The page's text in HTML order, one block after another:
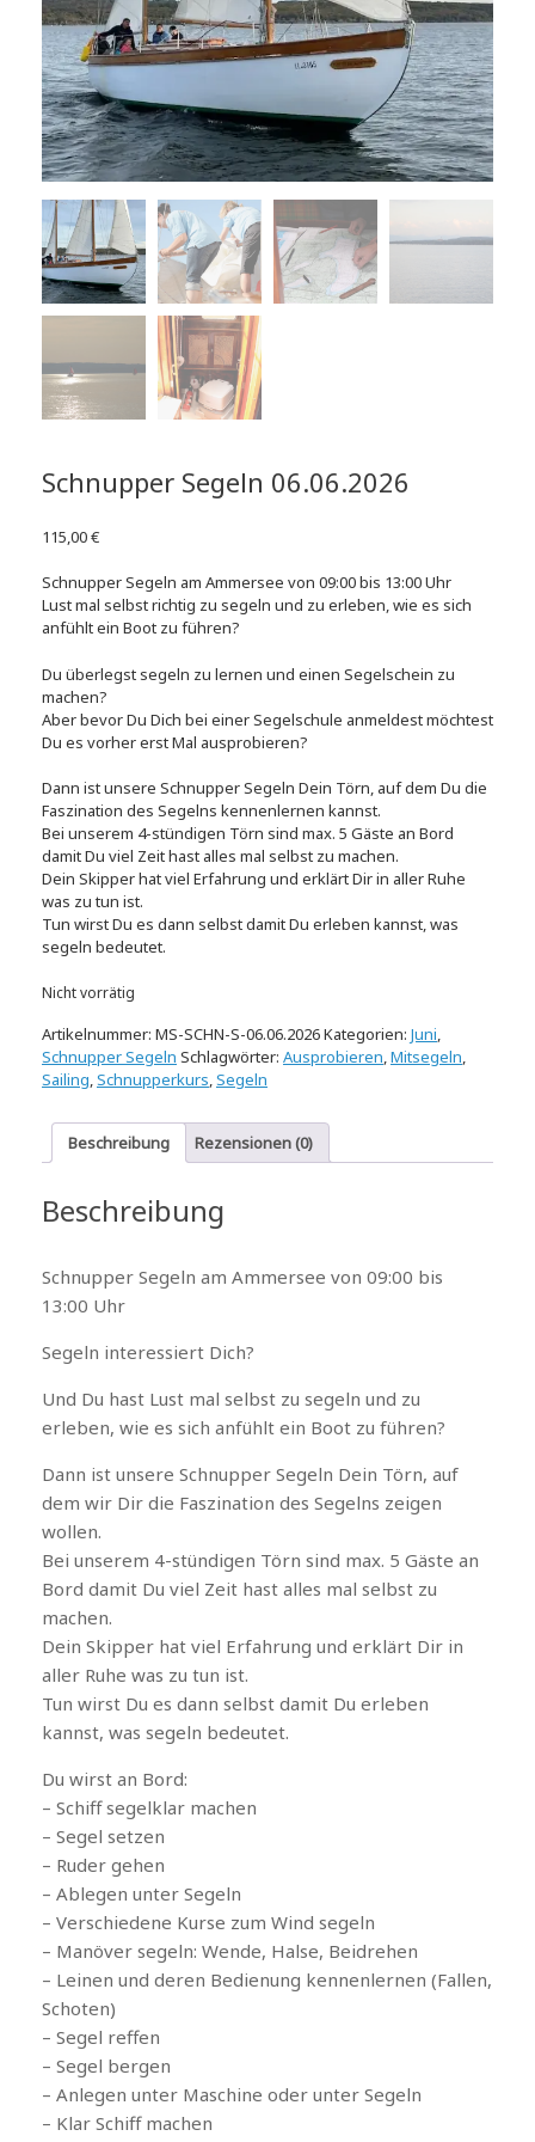
Schnupper Segeln 06.06.2026
115,00€
Schnupper Segeln am Ammersee von 09:00 bis 13:00 Uhr
Lust mal selbst richtig zu segeln und zu erleben, wie es sich
anfühlt ein Boot zu führen?
Du überlegst segeln zu lernen und einen Segelschein zu
machen?
Aber bevor Du Dich bei einer Segelschule anmeldest möchtest
Du es vorher erst Mal ausprobieren?
Dann ist unsere Schnupper Segeln Dein Törn, auf dem Du die
Faszination des Segelns kennenlernen kannst.
Bei unserem 4-stündigen Törn sind max. 5 Gäste an Bord
damit Du viel Zeit hast alles mal selbst zu machen.
Dein Skipper hat viel Erfahrung und erklärt Dir in aller Ruhe
was zu tun ist.
Tun wirst Du es dann selbst damit Du erleben kannst, was
segeln bedeutet.
Nicht vorrätig
Artikelnummer: MS-SCHN-S-06.06.2026Kategorien: Juni,
Schnupper Segeln Schlagwörter: Ausprobieren,Mitsegeln,
Sailing,Schnupperkurs,Segeln
Beschreibung Rezensionen (0)
Beschreibung
Schnupper Segeln am Ammersee von 09:00 bis
13:00 Uhr
Segeln interessiert Dich?
Und Du hast Lust mal selbst zu segeln und zu
erleben, wie es sich anfühlt ein Boot zu führen?
Dann ist unsere Schnupper Segeln Dein Törn, auf
dem wir Dir die Faszination des Segelns zeigen
wollen.
Bei unserem 4-stündigen Törn sind max. 5 Gäste an
Bord damit Du viel Zeit hast alles mal selbst zu
machen.
Dein Skipper hat viel Erfahrung und erklärt Dir in
aller Ruhe was zu tun ist.
Tun wirst Du es dann selbst damit Du erleben
kannst, was segeln bedeutet.
Du wirst an Bord:
– Schiff segelklar machen
– Segel setzen
– Ruder gehen
– Ablegen unter Segeln
– Verschiedene Kurse zum Wind segeln
– Manöver segeln: Wende, Halse, Beidrehen
– Leinen und deren Bedienung kennenlernen (Fallen,
Schoten)
– Segel reffen
– Segel bergen
– Anlegen unter Maschine oder unter Segeln
– Klar Schiff machen